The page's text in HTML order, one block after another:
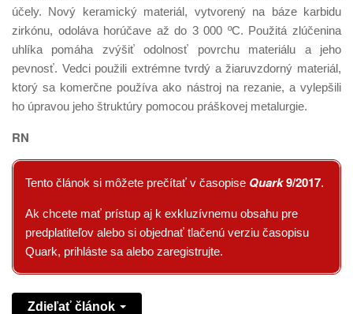
účely. Nový keramický materiál, vytvorený na báze karbidu
zirkónu, odoláva horúčave až do 3 000 ºC. Použitá zlúčenina
uhlíka pomáha zvýšiť odolnosť povrchu materiálu a jeho
pevnosť. Vedci použili extrémne tvrdý a žiaruvzdorný materiál,
ktorý sa komerčne používa ako nástroj na rezanie, a vylepšili
ho úpravou jeho štruktúry pomocou práškovej metalurgie.
RN
Tento článok si môžete prečítať v časopise Quark9/2017.
Ak chcete mať prístup aj k exkluzívnemu obsahu pre
predplatiteľov alebo si objednať tlačenú verziu časopisu
Quark, prihláste sa alebo zaregistrujte.
Zdieľať článok